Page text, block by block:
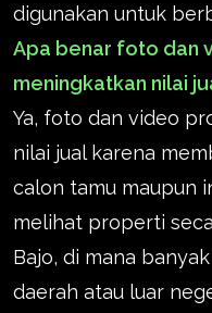
digunakan untuk
Apa benar foto dan
meningkatkan nilai
Ya, foto dan video
nilai jual karena
calon tamu maupun
melihat properti
Bajo, di mana
daerah atau luar